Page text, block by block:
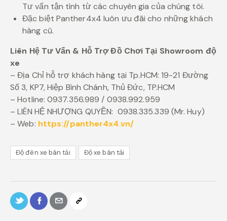
Tư vấn tận tình từ các chuyên gia của chúng tôi.
Đặc biệt Panther4x4 luôn ưu đãi cho những khách
hàng cũ.
Liên Hệ Tư Vấn & Hỗ Trợ Đồ Chơi Tại Showroom độ
xe
– Địa Chỉ hỗ trợ khách hàng tại Tp.HCM: 19-21 Đường
Số 3, KP7, Hiệp Bình Chánh, Thủ Đức, TP.HCM
– Hotline: 0937.356.989 / 0938.992.959
– LIÊN HỆ NHƯỢNG QUYỀN: 0938.335.339 (Mr. Huy)
– Web: https://panther4x4.vn/
Độ đèn xe bán tải Độ xe bán tải